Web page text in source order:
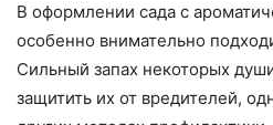
В оформлении сада с
особенно внимательно
Сильный запах некоторых
защитить их от вредителей,